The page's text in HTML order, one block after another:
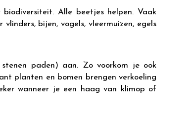
Alle beetjes helpen. Vaak
bijen, vogels, vleermuizen, egels
paden) aan. Zo voorkom je ook
planten en bomen brengen verkoeling
wanneer je een haag van klimop of